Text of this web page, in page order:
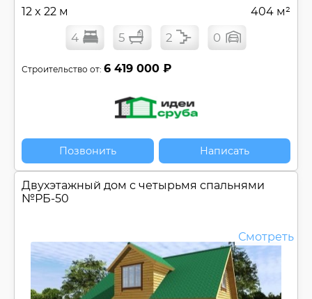
12 x 22 м 404 м²
4 5 2 0
Строительство от: 6 419 000 ₽
Позвонить Написать
Двухэтажный дом с четырьмя спальнями
№РБ-50
Смотреть